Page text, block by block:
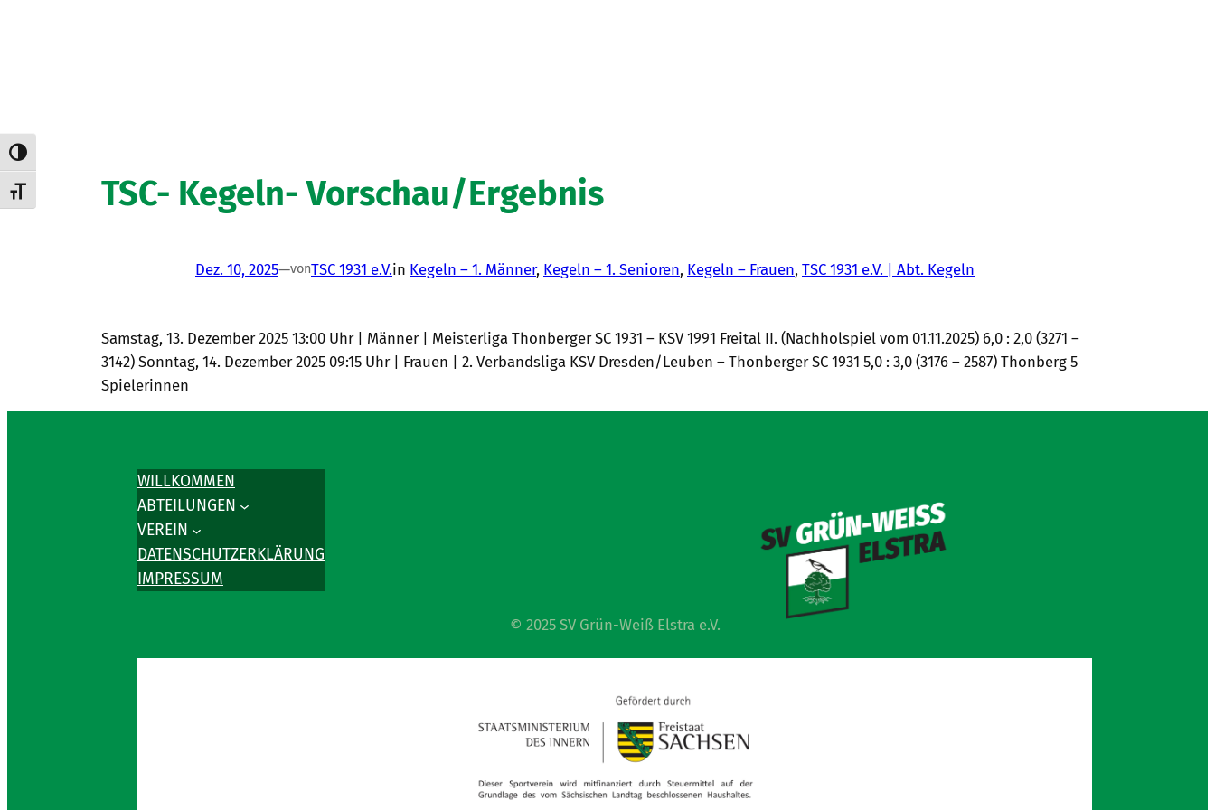
Umschalten auf hohe Kontraste
Schrift vergrößernTSC- Kegeln- Vorschau/Ergebnis
Dez. 10, 2025—vonTSC 1931 e.V.in Kegeln – 1. Männer, Kegeln – 1. Senioren, Kegeln – Frauen, TSC 1931 e.V. | Abt. Kegeln
Samstag, 13. Dezember 2025 13:00 Uhr | Männer | Meisterliga Thonberger SC 1931 – KSV 1991 Freital II. (Nachholspiel vom 01.11.2025) 6,0 : 2,0 (3271 –
3142) Sonntag, 14. Dezember 2025 09:15 Uhr | Frauen | 2. Verbandsliga KSV Dresden/Leuben – Thonberger SC 1931 5,0 : 3,0 (3176 – 2587) Thonberg 5
Spielerinnen
WILLKOMMEN
ABTEILUNGEN
VEREIN
DATENSCHUTZERKLÄRUNG
IMPRESSUM
© 2025 SV Grün-Weiß Elstra e.V.